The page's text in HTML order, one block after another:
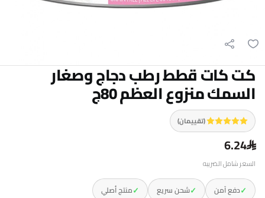
كت كات قطط رطب دجاج وصغار
السمك منزوع العظم 80ج
(تقييمان)
6.24
السعر شامل الضريبه
✓دفع آمن ✓شحن سريع ✓منتج أصلي